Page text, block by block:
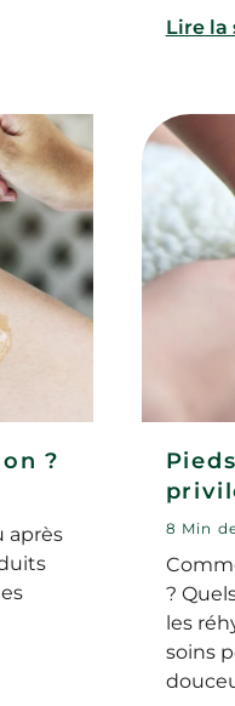
Lire la
?
après
8 Min
?
les
soins